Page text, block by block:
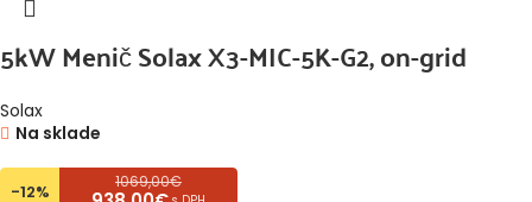
5kW Menič Solax X3-MIC-5K-G2, on-grid
Solax
Na sklade
-12% 1069,00€